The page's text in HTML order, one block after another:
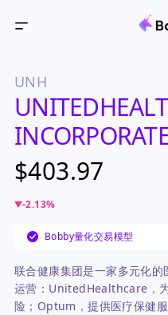
UNH
$403.97
-2.13%
Bobby量化交易模型
联合健康集团是一家多元化
运营：UnitedHealthcare，
险；Optum，提供医疗保健